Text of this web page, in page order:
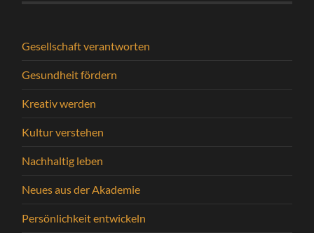
Gesellschaft verantworten
Gesundheit fördern
Kreativ werden
Kultur verstehen
Nachhaltig leben
Neues aus der Akademie
Persönlichkeit entwickeln